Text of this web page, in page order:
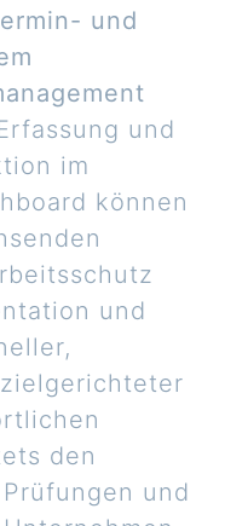
und
und
im
können
und
den
und